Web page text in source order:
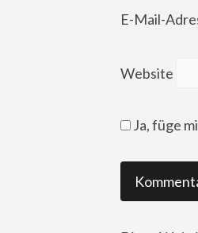
E-Mail-
Website
Ja, füge